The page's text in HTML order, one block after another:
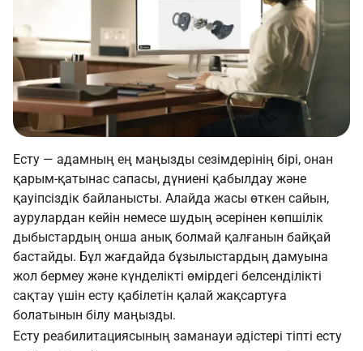
Есту — адамның ең маңызды сезімдерінің бірі, онан
қарым-қатынас сапасы, дүниені қабылдау және
қауіпсіздік байланысты. Алайда жасы өткен сайын,
аурулардан кейін немесе шудың әсерінен көпшілік
дыбыстардың онша анық болмай қалғанын байқай
бастайды. Бұл жағдайда бұзылыстардың дамуына
жол бермеу және күнделікті өмірдегі белсенділікті
сақтау үшін есту қабілетін қалай жақсартуға
болатынын білу маңызды.
Есту реабилитациясының заманауи әдістері тіпті есту